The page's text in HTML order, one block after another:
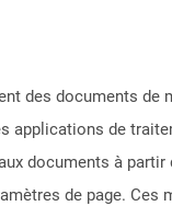
des documents
applications de
documents à
de page.